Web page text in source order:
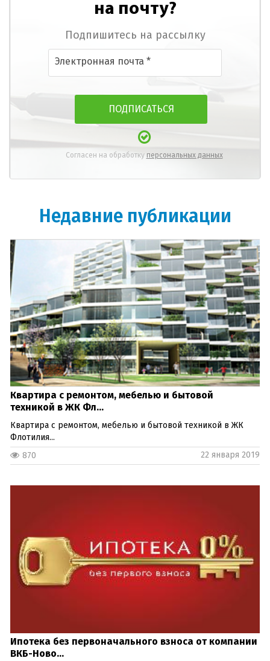
на почту?
Подпишитесь на рассылку
Согласен на обработку персональных данных
Недавние публикации
Квартира с ремонтом, мебелью и бытовой
техникой в ЖК Фл...
Квартира с ремонтом, мебелью и бытовой техникой в ЖК
Флотилия...
870
22 января 2019
Ипотека без первоначального взноса от компании
ВКБ-Ново...